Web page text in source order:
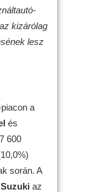
kizárólag
lesz
a
és
600
során. A
Suzuki az